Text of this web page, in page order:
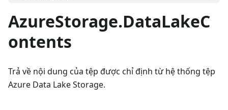
AzureStorage.DataLakeC
ontents
Trả về nội dung của tệp được chỉ định từ hệ thống tệp
Azure Data Lake Storage.